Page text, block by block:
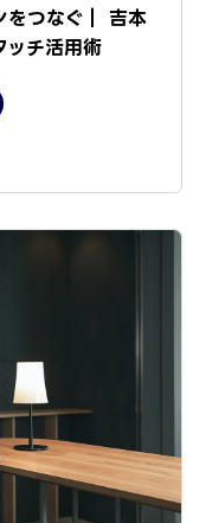
をつなぐ｜ 吉本
チ活用術